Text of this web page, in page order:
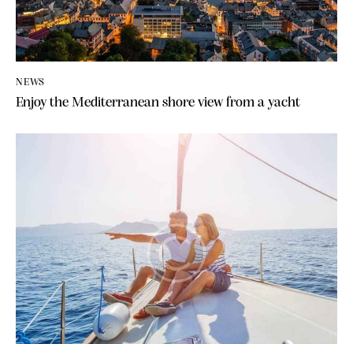
NEWS
Enjoy the Mediterranean shore view from a yacht